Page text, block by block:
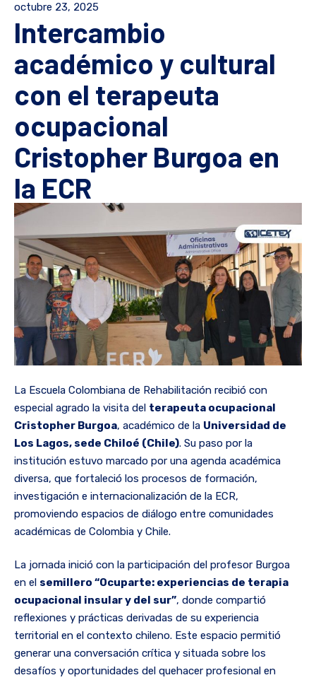
octubre 23, 2025
Intercambio
académico y cultural
con el terapeuta
ocupacional
Cristopher Burgoa en
la ECR
La Escuela Colombiana de Rehabilitación recibió con
especial agrado la visita del terapeuta ocupacional
Cristopher Burgoa, académico de la Universidad de
Los Lagos, sede Chiloé (Chile). Su paso por la
institución estuvo marcado por una agenda académica
diversa, que fortaleció los procesos de formación,
investigación e internacionalización de la ECR,
promoviendo espacios de diálogo entre comunidades
académicas de Colombia y Chile.
La jornada inició con la participación del profesor Burgoa
en el semillero “Ocuparte: experiencias de terapia
ocupacional insular y del sur”, donde compartió
reflexiones y prácticas derivadas de su experiencia
territorial en el contexto chileno. Este espacio permitió
generar una conversación crítica y situada sobre los
desafíos y oportunidades del quehacer profesional en